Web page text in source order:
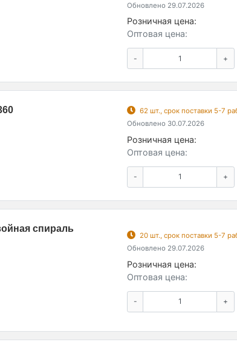
Обновлено 29.07.2026
Розничная цена:
Оптовая цена:
- +
62 шт., срок поставки 5-7
Обновлено 30.07.2026
Розничная цена:
Оптовая цена:
- +
спираль
20 шт., срок поставки 5-7
Обновлено 29.07.2026
Розничная цена:
Оптовая цена:
- +